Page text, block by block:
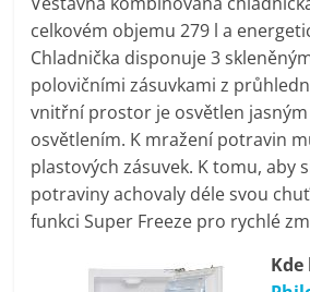
pračky,
televize,
notebooky,
mobilní
celkovém objemu 279 l a
Chladnička disponuje 3
polovičními zásuvkami z
vnitřní prostor je osvětlen jasným
osvětlením. K mražení potravin
plastových zásuvek. K tomu, aby
potraviny achovaly déle svou
funkci Super Freeze pro rychlé